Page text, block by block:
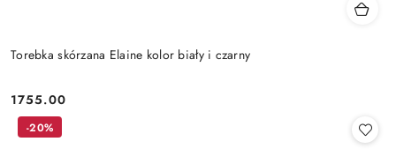
Torebka skórzana Elaine kolor biały i czarny
Cena:
1755.00
-20%